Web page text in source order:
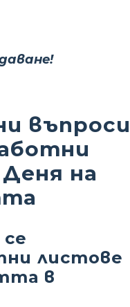
въпроси
на
листове
в